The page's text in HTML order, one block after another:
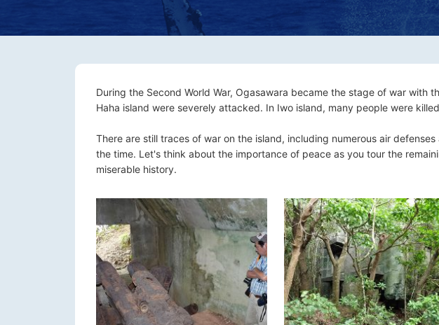
During the Second World War, Ogasawara became the stage of war with
Haha island were severely attacked. In Iwo island, many people were
There are still traces of war on the island, including numerous air
the time. Let's think about the importance of peace as you tour the
miserable history.